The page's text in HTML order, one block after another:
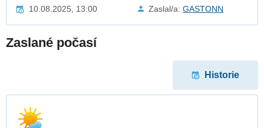
10.08.2025, 13:00 Zaslal/a: GASTONN
Zaslané počasí
Historie